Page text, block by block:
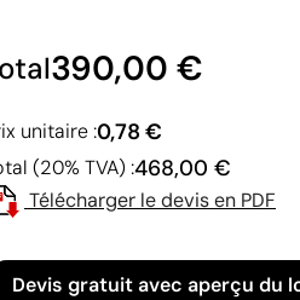
390,00 €
unitaire :0,78 €
(20% TVA) :468,00 €
Télécharger le devis en PDF
Devis gratuit avec aperçu du